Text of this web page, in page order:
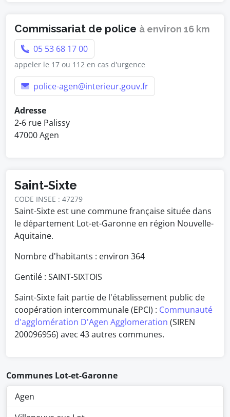
Commissariat de police à environ 16 km
05 53 68 17 00
appeler le 17 ou 112 en cas d'urgence
police-agen@interieur.gouv.fr
Adresse
2-6 rue Palissy
47000 Agen
Saint-Sixte
CODE INSEE : 47279
Saint-Sixte est une commune française située dans
le département Lot-et-Garonne en région Nouvelle-
Aquitaine.
Nombre d'habitants : environ 364
Gentilé : SAINT-SIXTOIS
Saint-Sixte fait partie de l'établissement public de
coopération intercommunale (EPCI) : Communauté
d'agglomération D'Agen Agglomeration (SIREN
200096956) avec 43 autres communes.
Communes Lot-et-Garonne
Agen